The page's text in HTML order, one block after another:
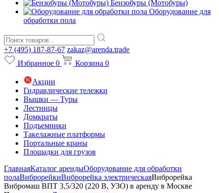
Бензобуры (Мотобуры)
Оборудование для
обработки пола
+7 (495) 187-87-67 zakaz@arenda.trade
Избранное 0 Корзина 0
Акции
Гидравлические тележки
Вышки — Туры
Лестницы
Домкраты
Подъемники
Такелажные платформы
Портальные краны
Площадки для грузов
ГлавнаяКаталог арендыОборудование для обработки
полаВиброрейкиВиброрейка электрическаяВиброрейка
Вибромаш ВПТ 3,5/320 (220 В, УЗО) в аренду в Москве